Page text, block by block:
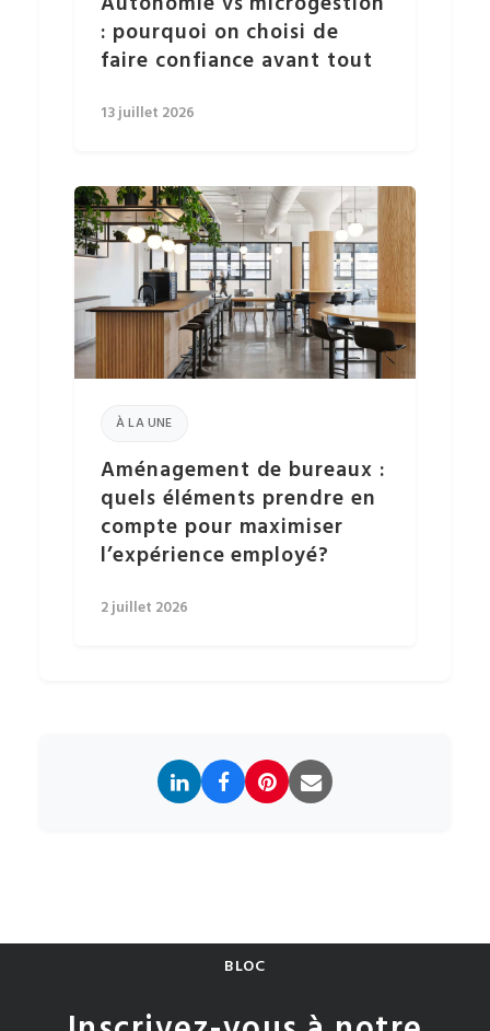
: pourquoi on choisi de
faire confiance avant tout
13 juillet 2026
À LA UNE
Aménagement de bureaux :
quels éléments prendre en
compte pour maximiser
l’expérience employé?
2 juillet 2026
BLOC